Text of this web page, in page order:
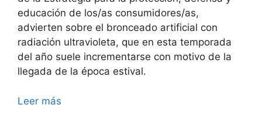
educación de los/as consumidores/as,
advierten sobre el bronceado artificial con
radiación ultravioleta, que en esta temporada
del año suele incrementarse con motivo de la
llegada de la época estival.
Leer más